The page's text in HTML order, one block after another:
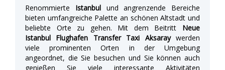
Renommierte Istanbulund angrenzende Bereiche
bieten umfangreiche Palette an schönen Altstadt und
beliebte Orte zu gehen. Mit dem Beitritt Neue
Istanbul Flughafen Transfer Taxi Aksaraywerden
viele prominenten Orten in der Umgebung
angeordnet, die Sie besuchen und Sie können auch
genießen Sie viele interessante Aktivitäten